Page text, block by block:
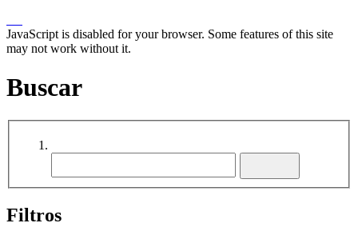
JavaScript is disabled for your browser. Some features of this site
may not work without it.
Buscar
Filtros